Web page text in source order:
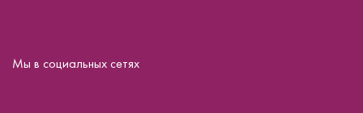
Мы в социальных сетях